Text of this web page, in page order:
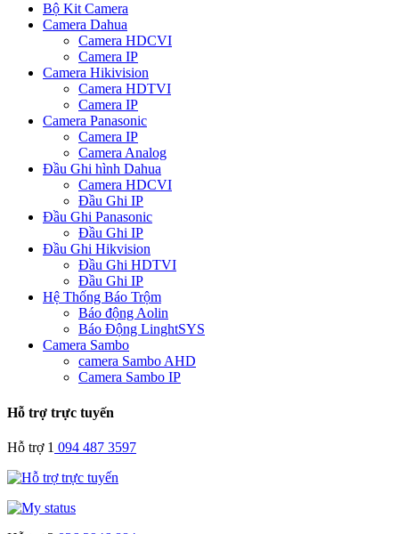
Bộ Kit Camera
Camera Dahua
Camera HDCVI
Camera IP
Camera Hikivision
Camera HDTVI
Camera IP
Camera Panasonic
Camera IP
Camera Analog
Đầu Ghi hình Dahua
Camera HDCVI
Đầu Ghi IP
Đầu Ghi Panasonic
Đầu Ghi IP
Đầu Ghi Hikvision
Đầu Ghi HDTVI
Đầu Ghi IP
Hệ Thống Báo Trộm
Báo động Aolin
Báo Động LinghtSYS
Camera Sambo
camera Sambo AHD
Camera Sambo IP
Hỗ trợ trực tuyến
Hỗ trợ 1 094 487 3597